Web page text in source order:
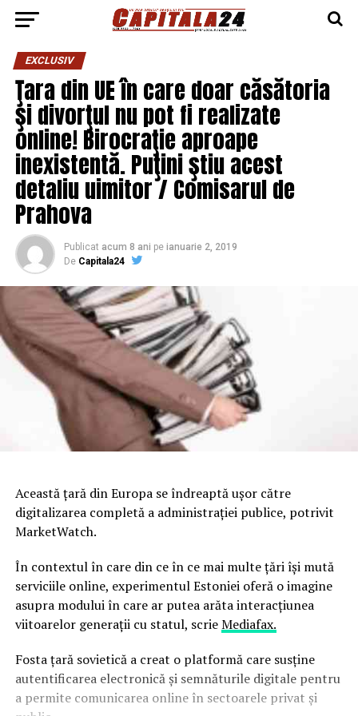
EXCLUSIV
Ţara din UE în care doar căsătoria
şi divorţul nu pot fi realizate
online! Birocraţie aproape
inexistentă. Puţini ştiu acest
detaliu uimitor / Comisarul de
Prahova
Publicat acum 8 ani pe ianuarie 2, 2019
De Capitala24
Această ţară din Europa se îndreaptă uşor către
digitalizarea completă a administraţiei publice, potrivit
MarketWatch.
În contextul în care din ce în ce mai multe ţări îşi mută
serviciile online, experimentul Estoniei oferă o imagine
asupra modului în care ar putea arăta interacţiunea
viitoarelor generaţii cu statul, scrieMediafax.
Fosta ţară sovietică a creat o platformă care susţine
autentificarea electronică şi semnăturile digitale pentru
a permite comunicarea online în sectoarele privat şi